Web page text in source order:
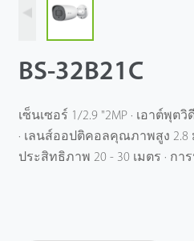
BS-32B21C
เซ็นเซอร์ 1/2.9 "2MP · เอาต์พุตวิดี
· เลนส์ออปติคอลคุณภาพสูง 2.8
ประสิทธิภาพ 20 - 30 เมตร · กา